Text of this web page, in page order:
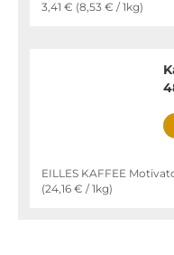
3,41 € (8,53 € / 1kg)
EILLES KAFFEE
(24,16 € / 1kg)